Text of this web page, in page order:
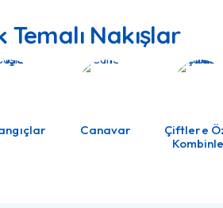
Nakışlar
Canavar
Çiftlere